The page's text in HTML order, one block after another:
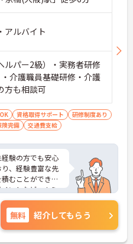
アルバイト
パー2級）・実務者研修
・介護職員基礎研修・介護
方も相談可
資格取得サポート
研修制度あり
険完備 交通費支給
験の方でも安心
、経験豊富な先
むことができま
ントなど、さら
ご相談くださ
無料 紹介してもらう